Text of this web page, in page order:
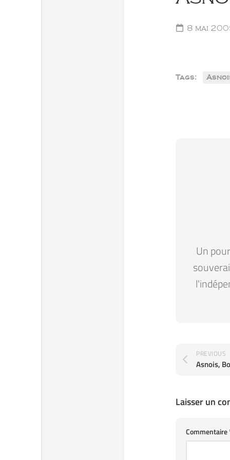
8 mai
Tags:
Un
PREVIOUS
Asnois,
Laisser un
Commentaire